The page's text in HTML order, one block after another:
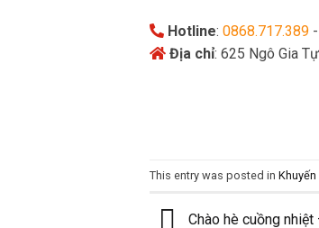
Hotline:0868.717.389
Địa chỉ: 625 Ngô Gia
This entry was posted in
Chào hè cuồng